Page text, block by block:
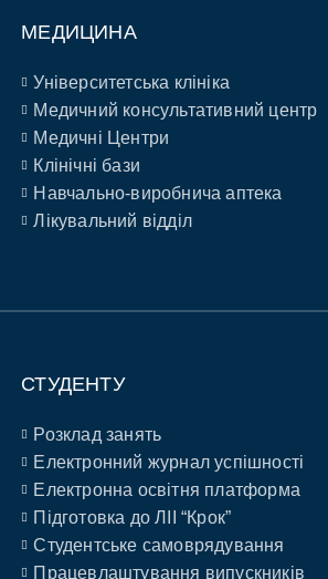
МЕДИЦИНА
Університетська клініка
Медичний консультативний центр
Медичні Центри
Клінічні бази
Навчально-виробнича аптека
Лікувальний відділ
СТУДЕНТУ
Розклад занять
Електронний журнал успішності
Електронна освітня платформа
Підготовка до ЛІІ “Крок”
Студентське самоврядування
Працевлаштування випускників